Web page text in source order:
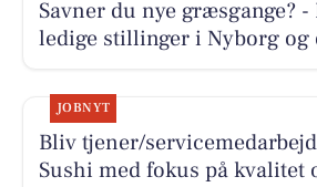
Savner du nye græsgange? -
ledige stillinger i Nyborg og
JOBNYT
Bliv tjener/
Sushi med fokus på kvalitet